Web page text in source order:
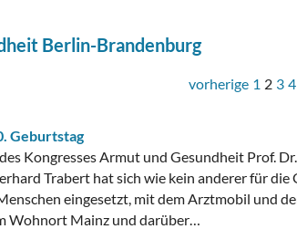
Berlin-Brandenburg
vorherige 1 2 3 4
Geburtstag
Kongresses Armut und Gesundheit Prof.
Trabert hat sich wie kein anderer für die
eingesetzt, mit dem Arztmobil und
Wohnort Mainz und darüber…